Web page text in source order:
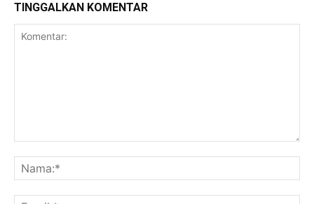
TINGGALKAN KOMENTAR